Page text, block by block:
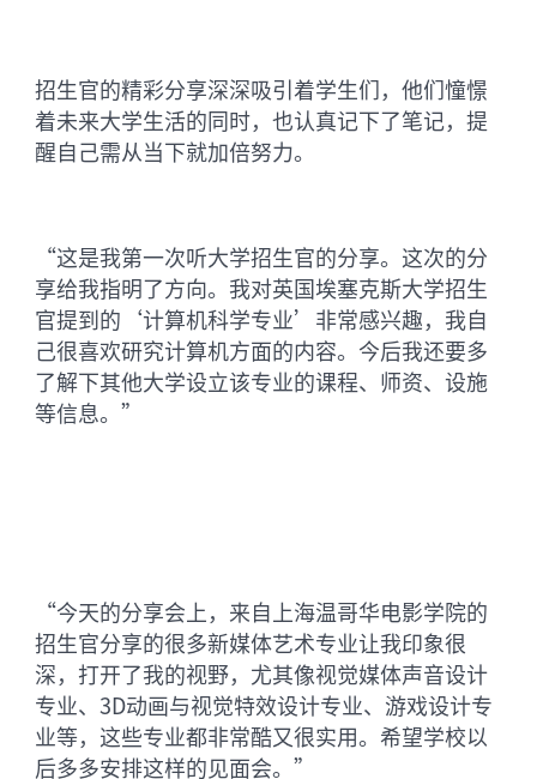
招生官的精彩分享深深吸引着学生们，他们憧憬
着未来大学生活的同时，也认真记下了笔记，提
醒自己需从当下就加倍努力。
“这是我第一次听大学招生官的分享。这次的分
享给我指明了方向。我对英国埃塞克斯大学招生
官提到的‘计算机科学专业’非常感兴趣，我自
己很喜欢研究计算机方面的内容。今后我还要多
了解下其他大学设立该专业的课程、师资、设施
等信息。”
“今天的分享会上，来自上海温哥华电影学院的
招生官分享的很多新媒体艺术专业让我印象很
深，打开了我的视野，尤其像视觉媒体声音设计
专业、3D动画与视觉特效设计专业、游戏设计专
业等，这些专业都非常酷又很实用。希望学校以
后多多安排这样的见面会。”